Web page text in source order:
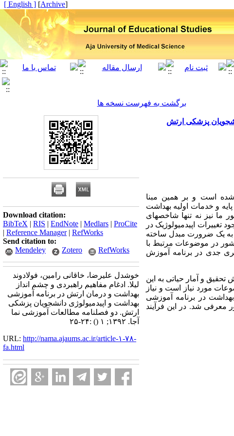
[
Archive
]
[ English ]
برگشت به فهرست نسخه ها
پزشکی ارتش
شده است و بر همین مبنا
و خدمات اولیه بهداشت
ما نیز نه تنها شاخصهای
تغییرات اپیدمیولوژیک در
به یک ضرورت مبدل ساخته
در موضوعات مرتبط با
جدی در برنامه آموزش
و آمار حیاتی به این
مورد نیاز است و نیاز
بهداشت در برنامه آموزشی
معرفی شد. در این فرآیند
Download citation:
BibTeX | RIS | EndNote | Medlars | ProCite
| Reference Manager| RefWorks
Send citation to:
Mendeley
Zotero RefWorks
خوشدل علیرضا، خاقانی رامین، فولادوند
لیلا. ادغام مفاهیم راهبردی و چشم انداز
بهداشت و درمان ارتش در برنامه آموزشی
بهداشت و اپیدمیولوژی دانشجویان پزشکی
ارتش. دو فصلنامه مطالعات آموزشی نما
آجا. ۱۳۹۲; ۱
() :۲۴-۲۵
URL: http://nama.ajaums.ac.ir/article-۱-۷۸-
fa.html